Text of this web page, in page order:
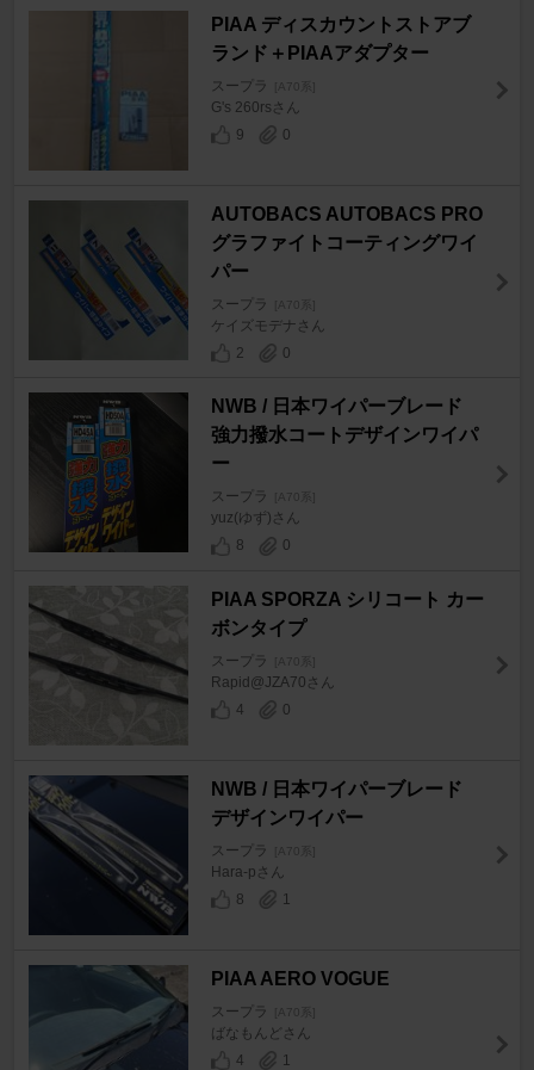
PIAA ディスカウントストアブ
ランド＋PIAAアダプター
スープラ [A70系]
G's 260rsさん
9
0
AUTOBACS AUTOBACS PRO
グラファイトコーティングワイ
パー
スープラ [A70系]
ケイズモデナさん
2
0
NWB / 日本ワイパーブレード
強力撥水コートデザインワイパ
ー
スープラ [A70系]
yuz(ゆず)さん
8
0
PIAA SPORZA シリコート カー
ボンタイプ
スープラ [A70系]
Rapid@JZA70さん
4
0
NWB / 日本ワイパーブレード
デザインワイパー
スープラ [A70系]
Hara-pさん
8
1
PIAA AERO VOGUE
スープラ [A70系]
ばなもんどさん
4
1